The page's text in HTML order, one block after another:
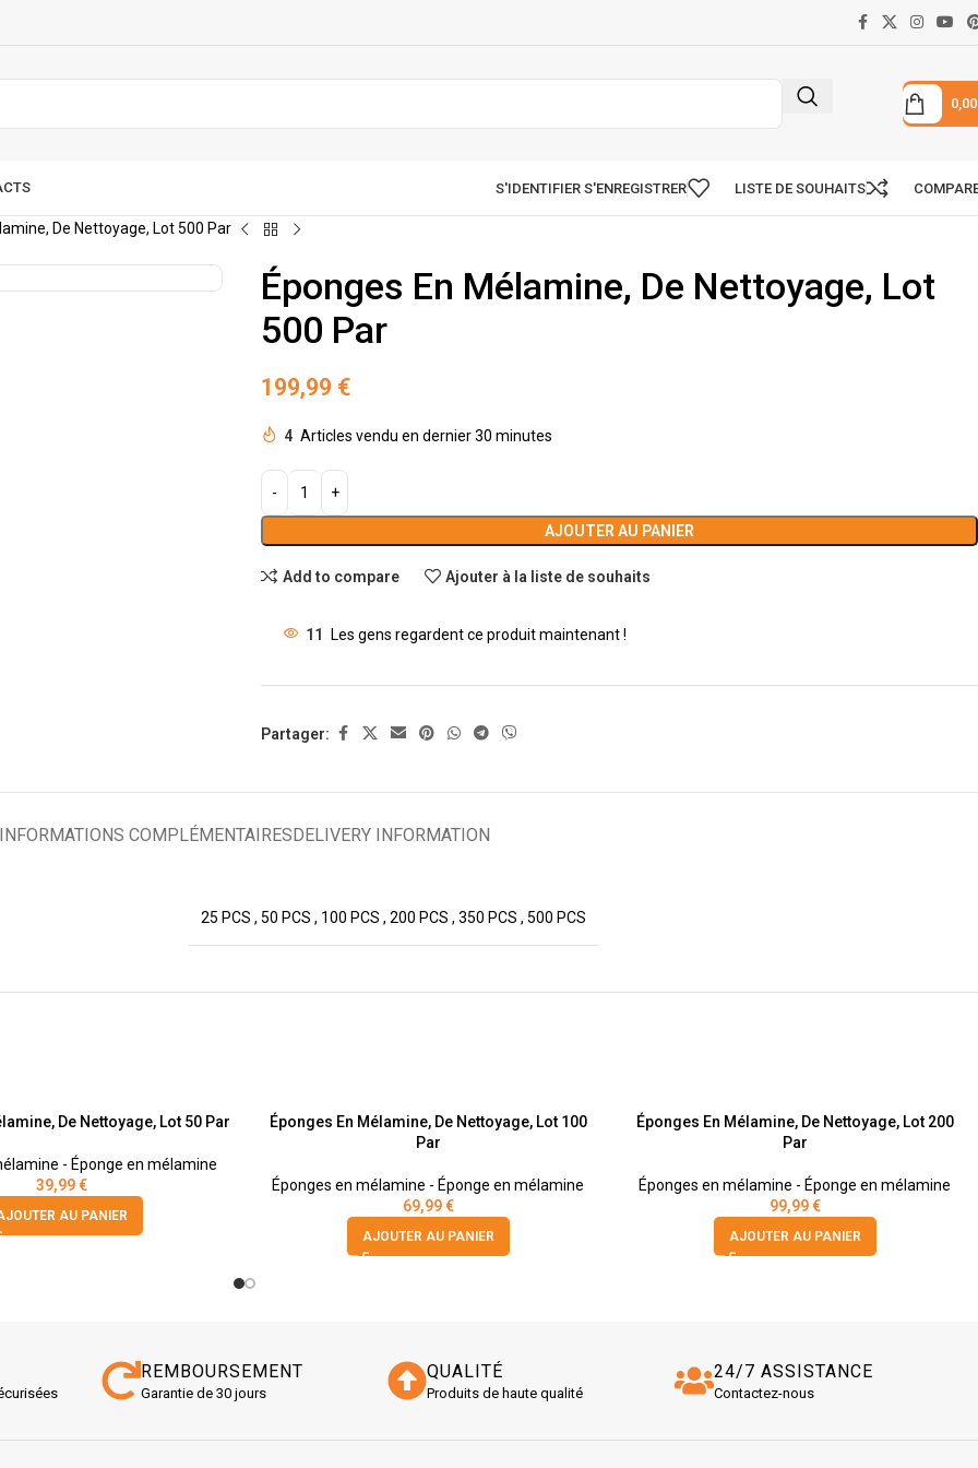
S'IDENTIFIER S'ENREGISTRER LISTE DE SOUHAITS
De Nettoyage, Lot 500 Par
Éponges En Mélamine, De Nettoyage, Lot
500 Par
199,99 €
4 Articles vendu en dernier 30 minutes
AJOUTER AU PANIER
Add to compare Ajouter à la liste de souhaits
11 Les gens regardent ce produit maintenant !
Partager:
INFORMATIONS COMPLÉMENTAIRESDELIVERY INFORMATION
25 PCS , 50 PCS , 100 PCS , 200 PCS , 350 PCS , 500 PCS
De Nettoyage, Lot 50 Par
- Éponge en mélamine
39,99€
AU PANIER
Éponges En Mélamine, De Nettoyage, Lot 100
Par
Éponges en mélamine - Éponge en mélamine
69,99€
AJOUTER AU PANIER
Éponges En Mélamine, De Nettoyage, Lot 200
Par
Éponges en mélamine - Éponge en mélamine
99,99€
AJOUTER AU PANIER
REMBOURSEMENT
Garantie de 30 jours
QUALITÉ
Produits de haute qualité
24/7 ASSISTANCE
Contactez-nous